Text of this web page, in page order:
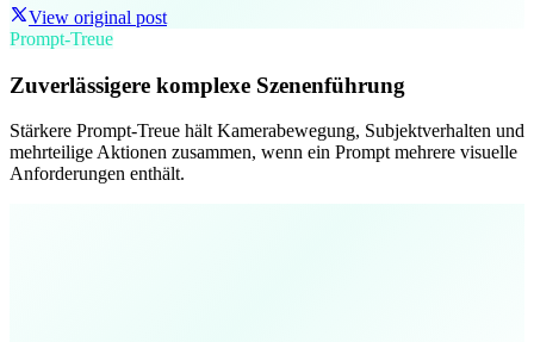
View original post
Prompt-Treue
Zuverlässigere komplexe Szenenführung
Stärkere Prompt-Treue hält Kamerabewegung, Subjektverhalten und
mehrteilige Aktionen zusammen, wenn ein Prompt mehrere visuelle
Anforderungen enthält.